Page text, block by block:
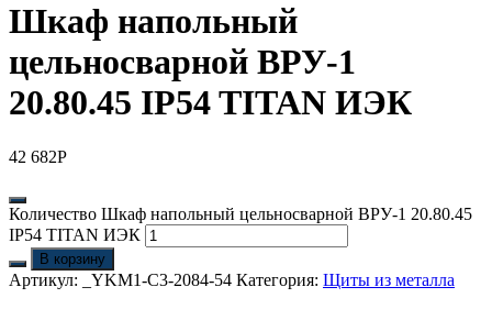
Шкаф напольный
цельносварной ВРУ-1
20.80.45 IP54 TITAN ИЭК
42 682Р
Количество Шкаф напольный цельносварной ВРУ-1 20.80.45
IP54 TITAN ИЭК
В корзину
Артикул: _YKM1-C3-2084-54 Категория: Щиты из металла